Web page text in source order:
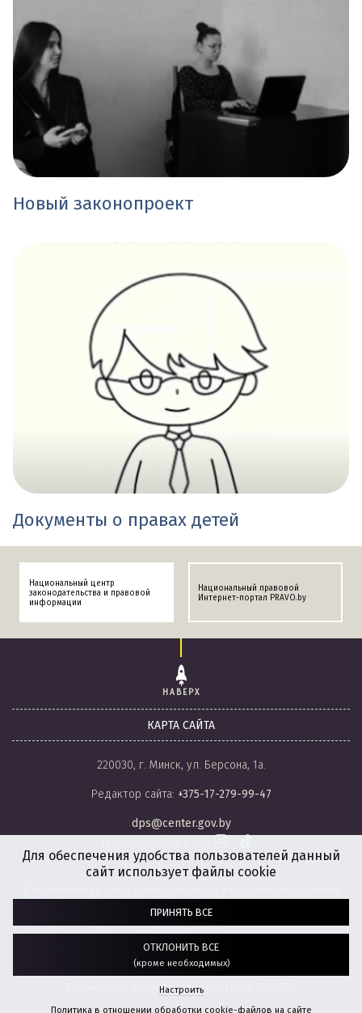
Новый законопроект
Документы о правах детей
Национальный центр
законодательства и правовой
информации
Национальный правовой
Интернет-портал PRAVO.by
НАВЕРХ
КАРТА САЙТА
220030, г. Минск, ул. Берсона, 1а.
Редактор сайта: +375-17-279-99-47
dps@center.gov.by
Республики Беларусь, 2008-2026.
Разработка сайта: агентство
“ГЕНШТАБ”
Дизайн сайта обновлен при поддержке ЮНИСЕФ.
Для обеспечения удобства пользователей данный
сайт использует файлы cookie
ПРИНЯТЬ ВСЕ
ОТКЛОНИТЬ ВСЕ
(кроме необходимых)
Настроить
Политика в отношении обработки cookie-файлов на сайте